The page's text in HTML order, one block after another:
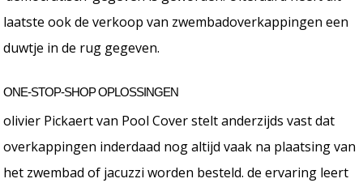
laatste ook de verkoop van zwembadoverkappingen een
duwtje in de rug gegeven.
ONE-STOP-SHOP OPLOSSINGEN
olivier Pickaert van Pool Cover stelt anderzijds vast dat
overkappingen inderdaad nog altijd vaak na plaatsing van
het zwembad of jacuzzi worden besteld. de ervaring leert